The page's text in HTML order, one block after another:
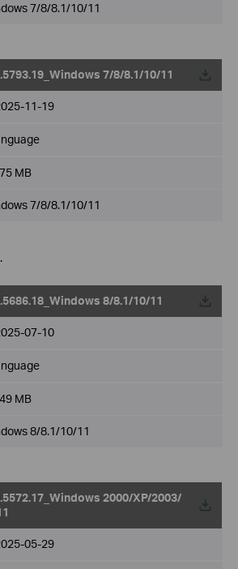
7/8/8.1/10/11
7/8/8.1/10/11
Về
11-19
MB
7/8/8.1/10/11
8/8.1/10/11
Về
07-10
MB
8/8.1/10/11
2000/XP/2003/
05-29